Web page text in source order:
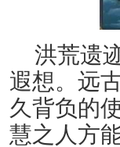
洪荒遗
遐想。远
久背负的
慧之人方